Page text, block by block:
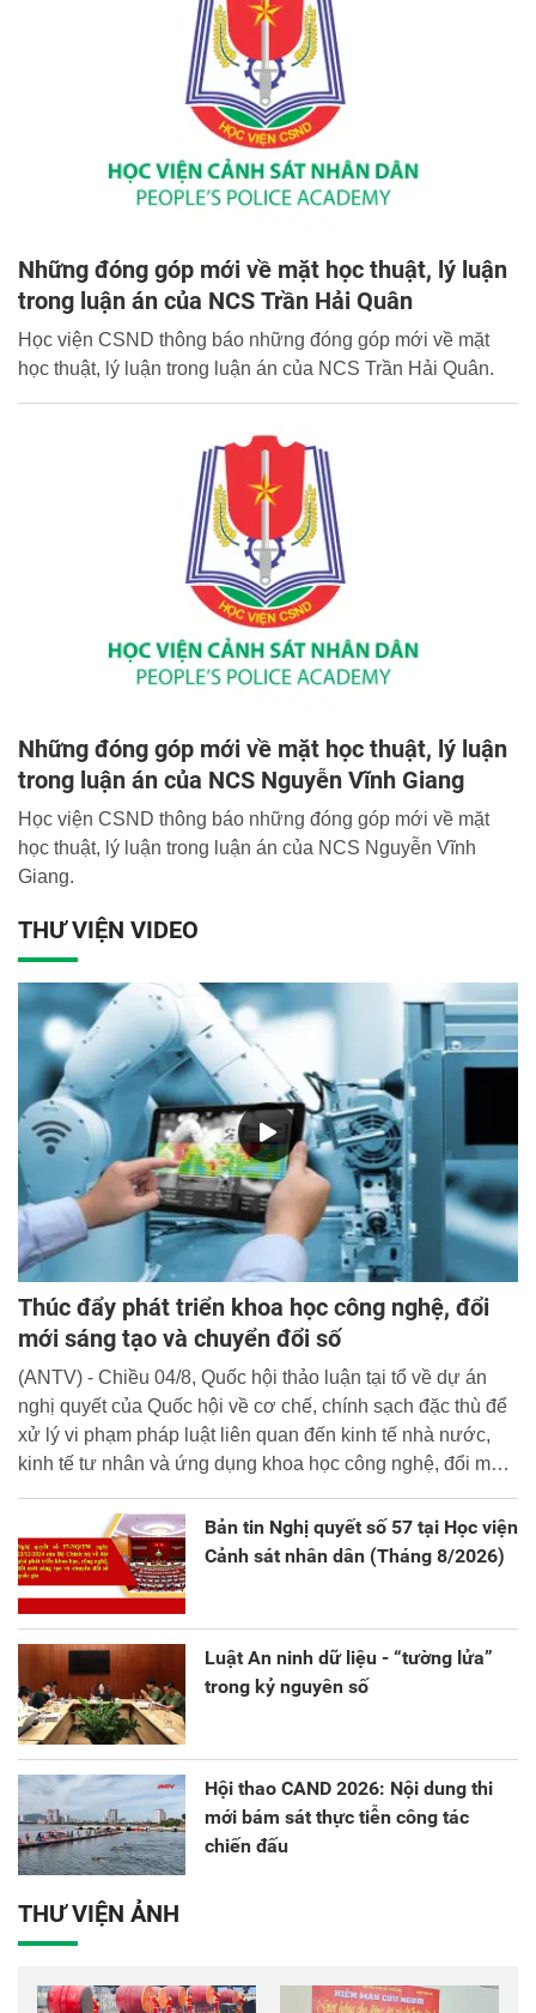
Những đóng góp mới về mặt học thuật, lý luận
trong luận án của NCS Trần Hải Quân
Học viện CSND thông báo những đóng góp mới về mặt
học thuật, lý luận trong luận án của NCS Trần Hải Quân.
Những đóng góp mới về mặt học thuật, lý luận
trong luận án của NCS Nguyễn Vĩnh Giang
Học viện CSND thông báo những đóng góp mới về mặt
học thuật, lý luận trong luận án của NCS Nguyễn Vĩnh
Giang.
THƯ VIỆN VIDEO
Thúc đẩy phát triển khoa học công nghệ, đổi
mới sáng tạo và chuyển đổi số
(ANTV) - Chiều 04/8, Quốc hội thảo luận tại tổ về dự án
nghị quyết của Quốc hội về cơ chế, chính sạch đặc thù để
xử lý vi phạm pháp luật liên quan đến kinh tế nhà nước,
kinh tế tư nhân và ứng dụng khoa học công nghệ, đổi mới
sáng tạo và chuyển đổi số.
Bản tin Nghị quyết số 57 tại Học viện
Cảnh sát nhân dân (Tháng 8/2026)
Luật An ninh dữ liệu - “tường lửa”
trong kỷ nguyên số
Hội thao CAND 2026: Nội dung thi
mới bám sát thực tiễn công tác
chiến đấu
THƯ VIỆN ẢNH